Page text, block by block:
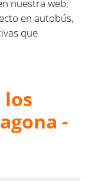
nuestra web,
en autobús,
que
-